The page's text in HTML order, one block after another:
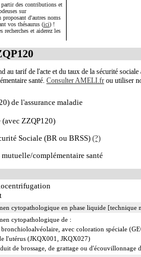
des contributions et
sur
proposant d'autres noms
vos thésaurus (ici) !
recherches et aiderez les
au tarif de l'acte et du taux de la sécurité
santé. Consulter AMELI.fr ou utiliser
de l'assurance maladie
ZZQP120)
Sociale (BR ou BRSS) (?)
complémentaire santé
cytopathologique en phase liquide
cytopathologique de :
avec coloration spéciale
l'utérus (JKQX001, JKQX027)
de brossage, de grattage ou d'écouvillonnage